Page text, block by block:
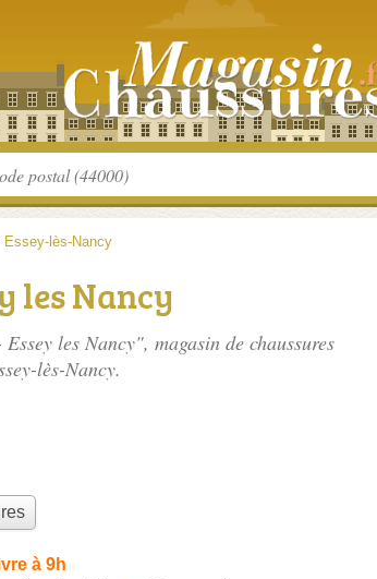
Essey-lès-Nancy
les Nancy
les Nancy", magasin de chaussures
lès-Nancy.
à 9h